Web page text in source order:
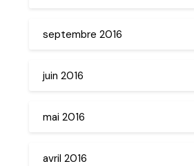
septembre 2016
juin 2016
mai 2016
avril 2016